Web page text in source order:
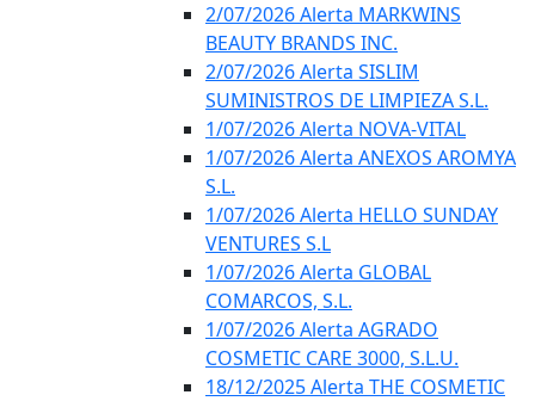
2/07/2026 Alerta MARKWINS
BEAUTY BRANDS INC.
2/07/2026 Alerta SISLIM
SUMINISTROS DE LIMPIEZA S.L.
1/07/2026 Alerta NOVA-VITAL
1/07/2026 Alerta ANEXOS AROMYA
S.L.
1/07/2026 Alerta HELLO SUNDAY
VENTURES S.L
1/07/2026 Alerta GLOBAL
COMARCOS, S.L.
1/07/2026 Alerta AGRADO
COSMETIC CARE 3000, S.L.U.
18/12/2025 Alerta THE COSMETIC